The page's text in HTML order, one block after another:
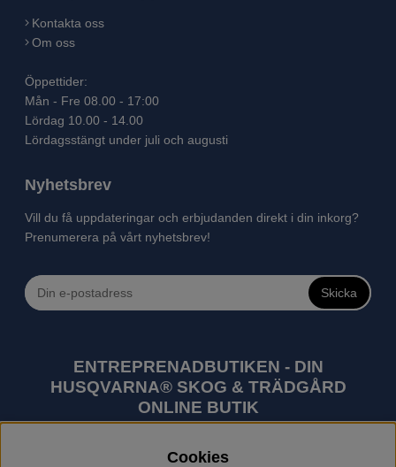
Kontakta oss
Om oss
Öppettider:
Mån - Fre 08.00 - 17:00
Lördag 10.00 - 14.00
Lördagsstängt under juli och augusti
Nyhetsbrev
Vill du få uppdateringar och erbjudanden direkt i din inkorg?
Prenumerera på vårt nyhetsbrev!
Skicka
ENTREPRENADBUTIKEN - DIN
HUSQVARNA® SKOG & TRÄDGÅRD
ONLINE BUTIK
utomhusprodukter som skogsmaskiner och
Cookies